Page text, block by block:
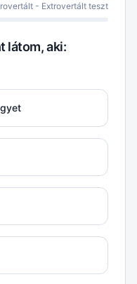
- Extrovertált teszt
látom, aki: